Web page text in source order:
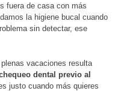
fuera de casa con más
la higiene bucal cuando
sin detectar, ese
vacaciones resulta
dental previo al
justo cuando más quieres